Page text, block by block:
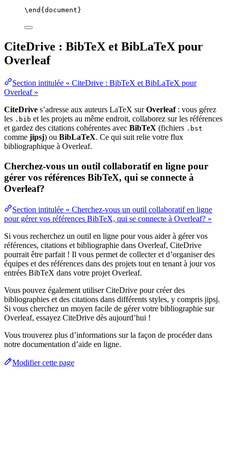
\end { document }
CiteDrive : BibTeX et BibLaTeX pour
Overleaf
Section intitulée « CiteDrive : BibTeX et BibLaTeX pour
Overleaf »
CiteDrive s’adresse aux auteurs LaTeX surOverleaf: vous gérez
les .bib et les projets au même endroit, collaborez sur les références
et gardez des citations cohérentes avec BibTeX (fichiers .bst
comme jipsj) ou BibLaTeX. Ce qui suit relie votre flux
bibliographique à Overleaf.
Cherchez-vous un outil collaboratif en ligne pour
gérer vos références BibTeX, qui se connecte à
Overleaf?
Section intitulée « Cherchez-vous un outil collaboratif en ligne
pour gérer vos références BibTeX, qui se connecte à Overleaf? »
Si vous recherchez un outil en ligne pour vous aider à gérer vos
références, citations et bibliographie dans Overleaf, CiteDrive
pourrait être parfait ! Il vous permet de collecter et d’organiser des
équipes et des références dans des projets tout en tenant à jour vos
entrées BibTeX dans votre projet Overleaf.
Vous pouvez également utiliser CiteDrive pour créer des
bibliographies et des citations dans différents styles, y compris jipsj.
Si vous cherchez un moyen facile de gérer votre bibliographie sur
Overleaf, essayez CiteDrive dès aujourd’hui !
Vous trouverez plus d’informations sur la façon de procéder dans
notre documentation d’aide en ligne.
Modifier cette page